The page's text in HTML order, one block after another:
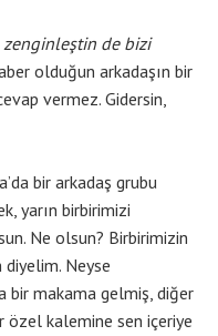
zenginleştin de bizi
olduğun arkadaşın bir
vermez. Gidersin,
bir arkadaş grubu
yarın birbirimizi
Ne olsun? Birbirimizin
diyelim. Neyse
bir makama gelmiş, diğer
özel kalemine sen içeriye